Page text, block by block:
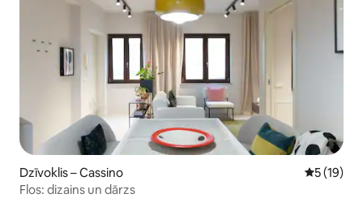
Dzīvoklis – Cassino Vidējais
5 (19)
Flos: dizains un dārzs